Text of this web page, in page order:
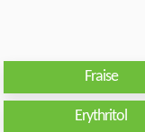
Fraise
Erythritol